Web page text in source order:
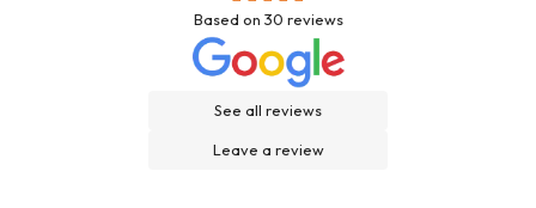
Based on 30 reviews
See all reviews
Leave a review